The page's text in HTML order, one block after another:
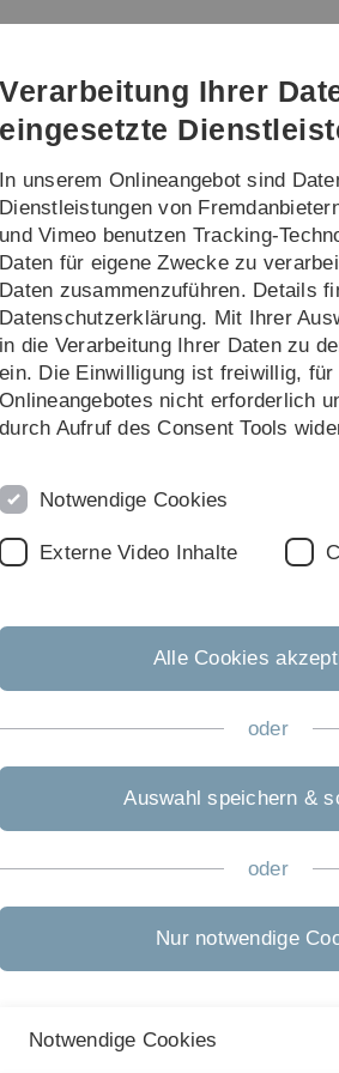
und Sonstiges
Belonging“ für
Training zur Förderung der
und Psychotherapie im
richtet sich an Studierende, die
bearbeiten die
Verarbeitung Ihrer
eingesetzte
In unserem Onlineangebot sind
Dienstleistungen von
und Vimeo benutzen Tracking-
Daten für eigene Zwecke zu
Daten zusammenzuführen. Details
Datenschutzerklärung. Mit Ihrer
in die Verarbeitung Ihrer Daten zu
ein. Die Einwilligung ist freiwillig, für
Onlineangebotes nicht erforderlich
durch Aufruf des Consent Tools
Notwendige Cookies
Externe Video Inhalte
Alle Cookies
oder
Auswahl speichern &
oder
Nur notwendige
Notwendige Cookies